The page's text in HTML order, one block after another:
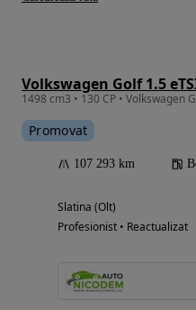
Volkswagen Golf 1.5
1498 cm3 • 130 CP • Volkswagen
Promovat
107 293 km
Slatina (Olt)
Profesionist • Reactualizat